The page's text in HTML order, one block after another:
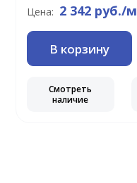
Цена: 2 342 руб./м
В корзину
Смотреть
наличие